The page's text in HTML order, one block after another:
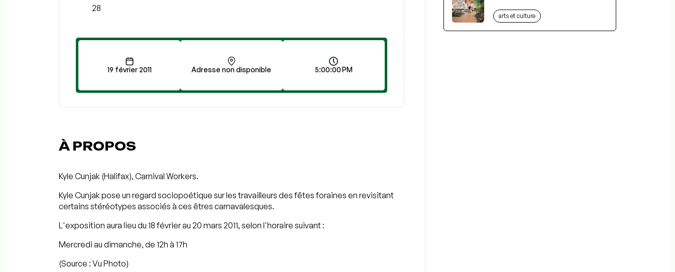
28
19 février 2011 Adresse non disponible 5:00:00 PM
À PROPOS
Kyle Cunjak (Halifax), Carnival Workers.
Kyle Cunjak pose un regard sociopoétique sur les travailleurs des fêtes foraines en revisitant
certains stéréotypes associés à ces êtres carnavalesques.
L'exposition aura lieu du 18 février au 20 mars 2011, selon l'horaire suivant :
Mercredi au dimanche, de 12h à 17h
(Source : Vu Photo)
arts et culture